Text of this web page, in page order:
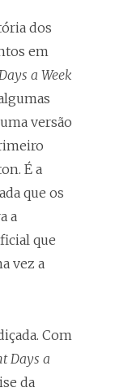
dos
em
a Week
versão
É a
que os
a
que
vez a
Com
Days a
da